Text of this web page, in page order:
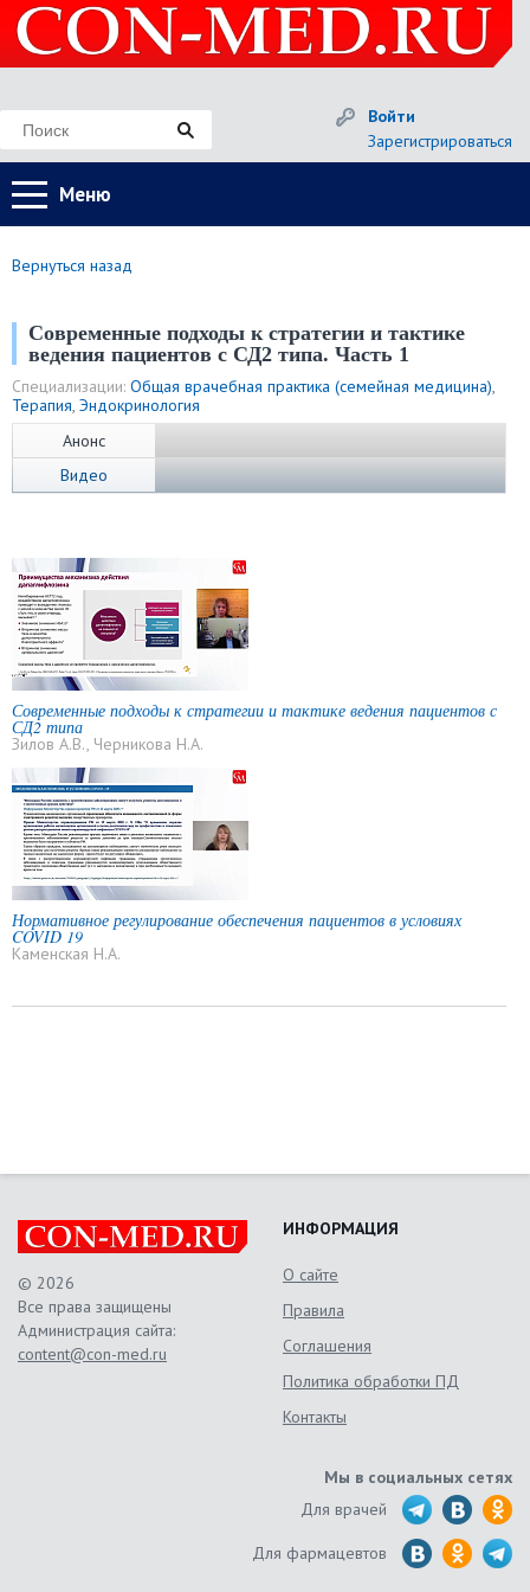
Войти
Зарегистрироваться
Меню
Вернуться назад
Современные подходы к стратегии и тактике
ведения пациентов с СД2 типа. Часть 1
Специализации: Общая врачебная практика (семейная медицина),
Терапия, Эндокринология
Анонс
Видео
Современные подходы к стратегии и тактике ведения пациентов с
СД2 типа
Зилов А.В., Черникова Н.А.
Нормативное регулирование обеспечения пациентов в условиях
COVID 19
Каменская Н.А.
© 2026
Все права защищены
Администрация сайта:
content@con-med.ru
ИНФОРМАЦИЯ
О сайте
Правила
Соглашения
Политика обработки ПД
Контакты
Мы в социальных сетях
Для врачей
Для фармацевтов